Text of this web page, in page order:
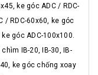
ke góc ADC / RDC-
/ RDC-60x60, ke góc
góc ADC-100x100.
IB-20, IB-30, IB-
ke góc chống xoay